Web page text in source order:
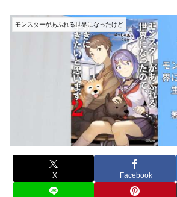
モンスターがあふれる世界になったけど
X Facebook